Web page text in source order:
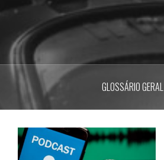
GLOSSÁRIO GERAL